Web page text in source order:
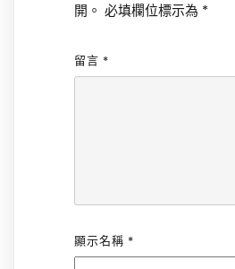
開。 必填欄位標示為 *
留言 *
顯示名稱 *